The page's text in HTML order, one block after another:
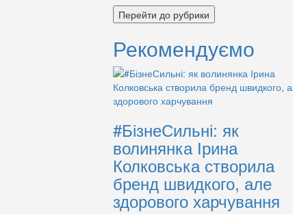
Перейти до рубрики
Рекомендуємо
#БізнеСильні: як
волинянка Ірина
Колковська створила
бренд швидкого, але
здорового харчування